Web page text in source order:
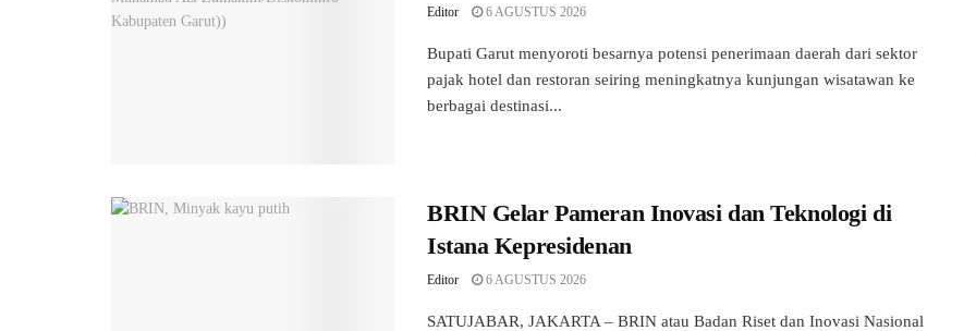
Editor 6 AGUSTUS 2026
Bupati Garut menyoroti besarnya potensi penerimaan daerah dari sektor
pajak hotel dan restoran seiring meningkatnya kunjungan wisatawan ke
berbagai destinasi...
BRIN Gelar Pameran Inovasi dan Teknologi di
Istana Kepresidenan
Editor 6 AGUSTUS 2026
SATUJABAR, JAKARTA – BRIN atau Badan Riset dan Inovasi Nasional